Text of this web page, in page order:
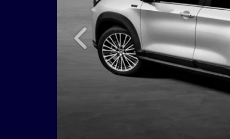
Anterior